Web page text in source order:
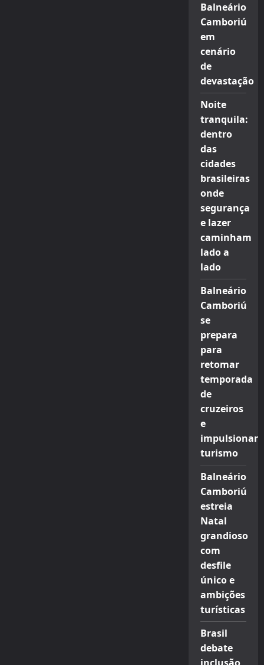
Balneário
Camboriú
em
cenário
de
devastação
Noite
tranquila:
dentro
das
cidades
brasileiras
onde
segurança
e lazer
caminham
lado a
lado
Balneário
Camboriú
se
prepara
para
retomar
temporada
de
cruzeiros
e
impulsionar
turismo
Balneário
Camboriú
estreia
Natal
grandioso
com
desfile
único e
ambições
turísticas
Brasil
debate